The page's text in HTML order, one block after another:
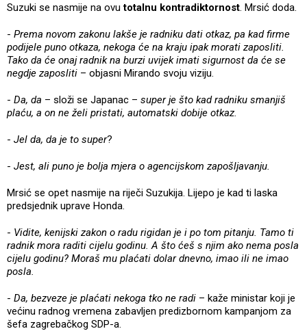
Suzuki se nasmije na ovutotalnu kontradiktornost. Mrsić doda.
- Prema novom zakonu lakše je radniku dati otkaz, pa kad firme
podijele puno otkaza, nekoga će na kraju ipak morati zaposliti.
Tako da će onaj radnik na burzi uvijek imati sigurnost da će se
negdje zaposliti – objasni Mirando svoju viziju.
- Da, da – složi se Japanac – super je što kad radniku smanjiš
plaću, a on ne želi pristati, automatski dobije otkaz.
- Jel da, da je to super?
- Jest, ali puno je bolja mjera o agencijskom zapošljavanju.
Mrsić se opet nasmije na riječi Suzukija. Lijepo je kad ti laska
predsjednik uprave Honda.
- Vidite, kenijski zakon o radu rigidan je i po tom pitanju. Tamo ti
radnik mora raditi cijelu godinu. A što ćeš s njim ako nema posla
cijelu godinu? Moraš mu plaćati dolar dnevno, imao ili ne imao
posla.
- Da, bezveze je plaćati nekoga tko ne radi – kaže ministar koji je
većinu radnog vremena zabavljen predizbornom kampanjom za
šefa zagrebačkog SDP-a.